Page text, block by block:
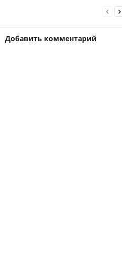
Добавить комментарий